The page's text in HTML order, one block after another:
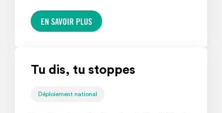
EN SAVOIR PLUS
Tu dis, tu stoppes
Déploiement national